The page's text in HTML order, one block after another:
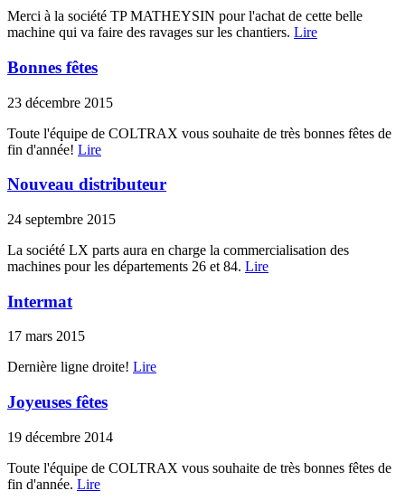
Merci à la société TP MATHEYSIN pour l'achat de cette belle
machine qui va faire des ravages sur les chantiers. Lire
Bonnes fêtes
23 décembre 2015
Toute l'équipe de COLTRAX vous souhaite de très bonnes fêtes de
fin d'année! Lire
Nouveau distributeur
24 septembre 2015
La société LX parts aura en charge la commercialisation des
machines pour les départements 26 et 84. Lire
Intermat
17 mars 2015
Dernière ligne droite! Lire
Joyeuses fêtes
19 décembre 2014
Toute l'équipe de COLTRAX vous souhaite de très bonnes fêtes de
fin d'année. Lire